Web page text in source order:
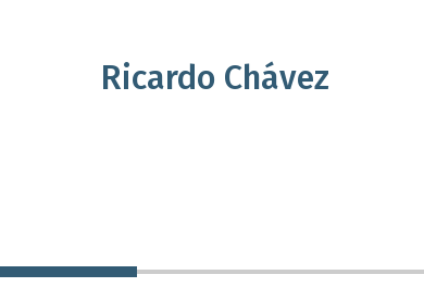
Ricardo Chávez